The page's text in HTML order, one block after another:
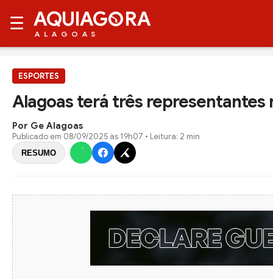
☰ AQUIAG RA
ALAGOAS
ESPORTES
Alagoas terá três representantes
Por Ge Alagoas
Publicado em 08/09/2025 às 19h07 • Leitura: 2 min
RESUMO